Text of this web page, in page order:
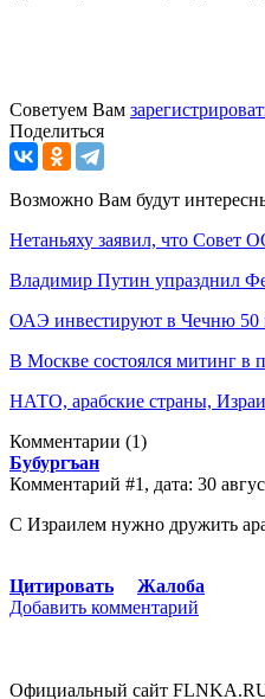
Советуем Вам
Поделиться
Возможно Вам будут
Нетаньяху заявил, что Совет
Владимир Путин упразднил
ОАЭ инвестируют в Чечню 50
В Москве состоялся митинг в
НАТО, арабские страны,
Комментарии (1)
Бубургъан
Комментарий #1, дата: 30
С Израилем нужно дружить
Цитировать
Жалоба
Добавить комментарий
Официальный сайт